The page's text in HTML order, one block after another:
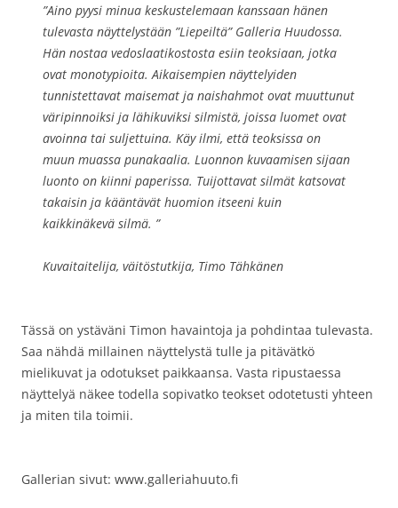
”Aino pyysi minua keskustelemaan kanssaan hänen
tulevasta näyttelystään ”Liepeiltä” Galleria Huudossa.
Hän nostaa vedoslaatikostosta esiin teoksiaan, jotka
ovat monotypioita. Aikaisempien näyttelyiden
tunnistettavat maisemat ja naishahmot ovat muuttunut
väripinnoiksi ja lähikuviksi silmistä, joissa luomet ovat
avoinna tai suljettuina. Käy ilmi, että teoksissa on
muun muassa punakaalia. Luonnon kuvaamisen sijaan
luonto on kiinni paperissa. Tuijottavat silmät katsovat
takaisin ja kääntävät huomion itseeni kuin
kaikkinäkevä silmä. ”
Kuvaitaitelija, väitöstutkija, Timo Tähkänen
Tässä on ystäväni Timon havaintoja ja pohdintaa tulevasta.
Saa nähdä millainen näyttelystä tulle ja pitävätkö
mielikuvat ja odotukset paikkaansa. Vasta ripustaessa
näyttelyä näkee todella sopivatko teokset odotetusti yhteen
ja miten tila toimii.
Gallerian sivut: www.galleriahuuto.fi